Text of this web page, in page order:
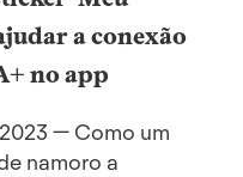
a conexão
no app
— Como um
namoro a